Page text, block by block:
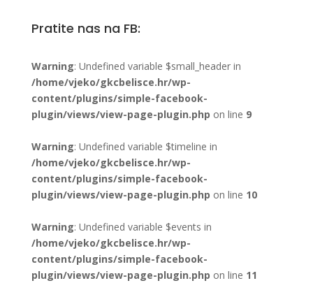
Pratite nas na FB:
Warning: Undefined variable $small_header in
/home/vjeko/gkcbelisce.hr/wp-
content/plugins/simple-facebook-
plugin/views/view-page-plugin.php on line 9
Warning: Undefined variable $timeline in
/home/vjeko/gkcbelisce.hr/wp-
content/plugins/simple-facebook-
plugin/views/view-page-plugin.php on line 10
Warning: Undefined variable $events in
/home/vjeko/gkcbelisce.hr/wp-
content/plugins/simple-facebook-
plugin/views/view-page-plugin.php on line 11